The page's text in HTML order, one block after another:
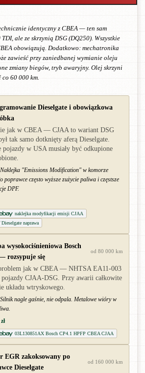
identyczny z CBEA — ten sam
ale ze skrzynią DSG (DQ250). Wszystkie
obowiązują. Dodatkowo: mechatronika
zawieść przy zaniedbanej wymianie oleju
zmiany biegów, tryb awaryjny. Olej skrzyni
co 60 000 km.
Dieselgate i obowiązkowa
jak w CBEA — CJAA to wariant DSG
tak samo dotknięty aferą Dieselgate.
pojazdy w USA musiały być odkupione
Naklejka "Emissions Modification" w komorze
poprawce często wyższe zużycie paliwa i częstsze
DPF.
naklejka modyfikacji emisji CJAA
naprawa
wysokociśnieniowa Bosch
rozsypuje się
od 80 000 km
jak w CBEA — NHTSA EA11-003
pojazdy CJAA-DSG. Przy awarii całkowite
układu wtryskowego.
Silnik nagle gaśnie, nie odpala. Metalowe wióry w
03L130851AX Bosch CP4.1 HPFP CBEA CJAA
EGR zakoksowany po
Dieselgate
od 160 000 km